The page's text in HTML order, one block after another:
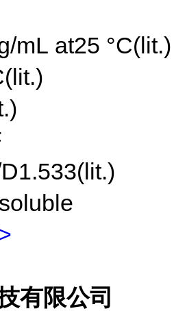
mL at25 °C(lit.)
有限公司